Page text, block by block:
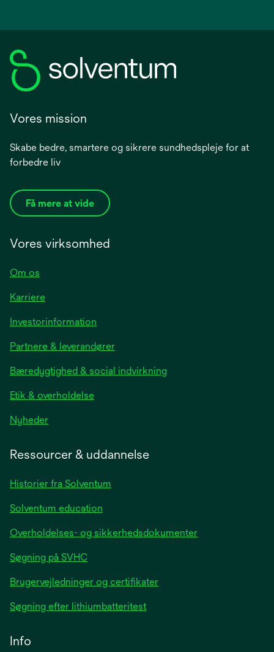
Vores mission
Skabe bedre, smartere og sikrere sundhedspleje for at
forbedre liv
Få mere at vide
Vores virksomhed
Om os
Karriere
Investorinformation
a
new
Partnere & leverandører
Bæredygtighed & social indvirkning
Etik & overholdelse
Nyhederopens
tab
Ressourcer & uddannelse
Historier fra Solventum
Solventum education
Overholdelses- og sikkerhedsdokumenter
Søgning på SVHC
Brugervejledninger og certifikater
Søgning efter lithiumbatteritest
Info